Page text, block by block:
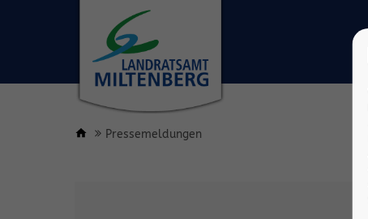
Pressemeldungen